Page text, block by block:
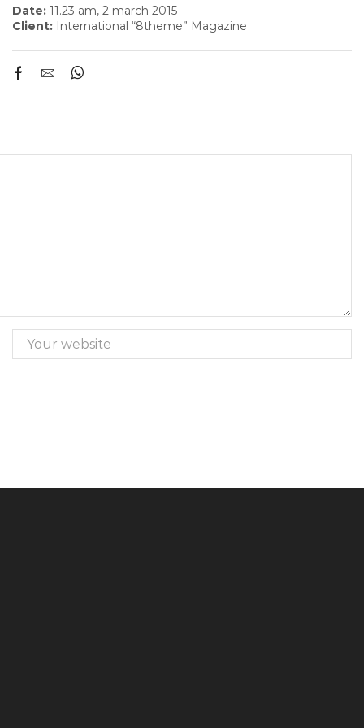
Date: 11.23 am, 2 march 2015
Client: International “8theme” Magazine